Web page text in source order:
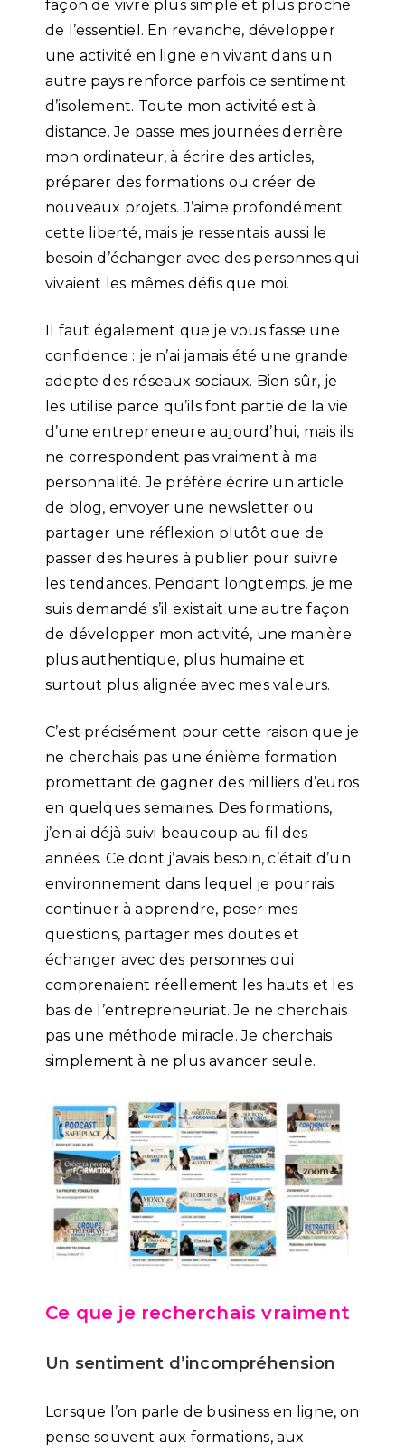
façon de vivre plus simple et plus proche
de l’essentiel. En revanche, développer
une activité en ligne en vivant dans un
autre pays renforce parfois ce sentiment
d’isolement. Toute mon activité est à
distance. Je passe mes journées derrière
mon ordinateur, à écrire des articles,
préparer des formations ou créer de
nouveaux projets. J’aime profondément
cette liberté, mais je ressentais aussi le
besoin d’échanger avec des personnes qui
vivaient les mêmes défis que moi.
Il faut également que je vous fasse une
confidence : je n’ai jamais été une grande
adepte des réseaux sociaux. Bien sûr, je
les utilise parce qu’ils font partie de la vie
d’une entrepreneure aujourd’hui, mais ils
ne correspondent pas vraiment à ma
personnalité. Je préfère écrire un article
de blog, envoyer une newsletter ou
partager une réflexion plutôt que de
passer des heures à publier pour suivre
les tendances. Pendant longtemps, je me
suis demandé s’il existait une autre façon
de développer mon activité, une manière
plus authentique, plus humaine et
surtout plus alignée avec mes valeurs.
C’est précisément pour cette raison que je
ne cherchais pas une énième formation
promettant de gagner des milliers d’euros
en quelques semaines. Des formations,
j’en ai déjà suivi beaucoup au fil des
années. Ce dont j’avais besoin, c’était d’un
environnement dans lequel je pourrais
continuer à apprendre, poser mes
questions, partager mes doutes et
échanger avec des personnes qui
comprenaient réellement les hauts et les
bas de l’entrepreneuriat. Je ne cherchais
pas une méthode miracle. Je cherchais
simplement à ne plus avancer seule.
Ce que je recherchais vraiment
Un sentiment d’incompréhension
Lorsque l’on parle de business en ligne, on
pense souvent aux formations, aux